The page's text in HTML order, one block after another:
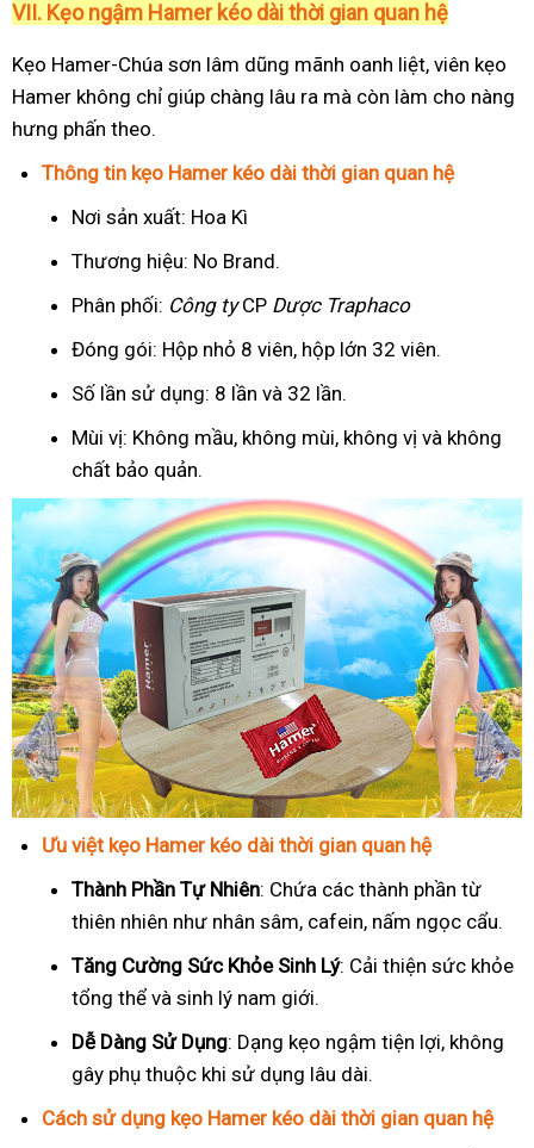
VII. Kẹo ngậm Hamer kéo dài thời gian quan hệ
Kẹo Hamer-Chúa sơn lâm dũng mãnh oanh liệt, viên kẹo
Hamer không chỉ giúp chàng lâu ra mà còn làm cho nàng
hưng phấn theo.
Thông tin kẹo Hamer kéo dài thời gian quan hệ
Nơi sản xuất: Hoa Kì
Thương hiệu: No Brand.
Phân phối: Công tyCP Dược Traphaco
Đóng gói: Hộp nhỏ 8 viên, hộp lớn 32 viên.
Số lần sử dụng: 8 lần và 32 lần.
Mùi vị: Không mầu, không mùi, không vị và không
chất bảo quản.
Ưu việt kẹo Hamer kéo dài thời gian quan hệ
Thành Phần Tự Nhiên: Chứa các thành phần từ
thiên nhiên như nhân sâm, cafein, nấm ngọc cẩu.
Tăng Cường Sức Khỏe Sinh Lý: Cải thiện sức khỏe
tổng thể và sinh lý nam giới.
Dễ Dàng Sử Dụng: Dạng kẹo ngậm tiện lợi, không
gây phụ thuộc khi sử dụng lâu dài.
Cách sử dụng kẹo Hamer kéo dài thời gian quan hệ